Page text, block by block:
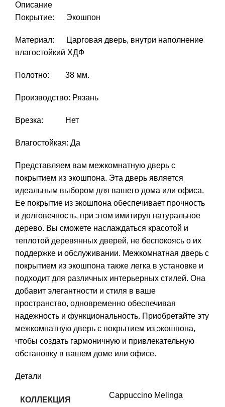
Описание
Покрытие: Экошпон
Материал: Царговая дверь, внутри наполнение
влагостойкий ХДФ
Полотно: 38 мм.
Производство: Рязань
Врезка: Нет
Влагостойкая: Да
Представляем вам межкомнатную дверь с
покрытием из экошпона. Эта дверь является
идеальным выбором для вашего дома или офиса.
Ее покрытие из экошпона обеспечивает прочность
и долговечность, при этом имитируя натуральное
дерево. Вы сможете наслаждаться красотой и
теплотой деревянных дверей, не беспокоясь о их
поддержке и обслуживании. Межкомнатная дверь с
покрытием из экошпона также легка в установке и
подходит для различных интерьерных стилей. Она
добавит элегантности и стиля в ваше
пространство, одновременно обеспечивая
надежность и функциональность. Приобретайте эту
межкомнатную дверь с покрытием из экошпона,
чтобы создать гармоничную и привлекательную
обстановку в вашем доме или офисе.
Детали
КОЛЛЕКЦИЯ
Cappuccino Melinga